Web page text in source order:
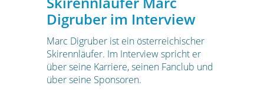
Digruber im Interview
Marc Digruber ist ein österreichischer
Skirennläufer. Im Interview spricht er
über seine Karriere, seinen Fanclub und
über seine Sponsoren.